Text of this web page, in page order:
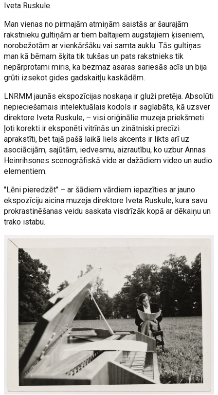
Iveta Ruskule.
Man vienas no pirmajām atmiņām saistās ar šaurajām
rakstnieku gultiņām ar tiem baltajiem augstajiem ķiseniem,
norobežotām ar vienkāršāku vai samta auklu. Tās gultiņas
man kā bērnam šķita tik tukšas un pats rakstnieks tik
nepārprotami miris, ka bezmaz asaras sariesās acīs un bija
grūti izsekot gides gadskaitļu kaskādēm.
LNRMM jaunās ekspozīcijas noskaņa ir gluži pretēja. Absolūti
nepieciešamais intelektuālais kodols ir saglabāts, kā uzsver
direktore Iveta Ruskule, – visi oriģinālie muzeja priekšmeti
ļoti korekti ir eksponēti vitrīnās un zinātniski precīzi
aprakstīti, bet tajā pašā laikā liels akcents ir likts arī uz
asociācijām, sajūtām, iedvesmu, aizrautību, ko uzbur Annas
Heinrihsones scenogrāfiskā vide ar dažādiem video un audio
elementiem.
"Lēni pieredzēt" – ar šādiem vārdiem iepazīties ar jauno
ekspozīciju aicina muzeja direktore Iveta Ruskule, kura savu
prokrastinēšanas veidu saskata visdrīzāk kopā ar dēkaiņu un
trako istabu.